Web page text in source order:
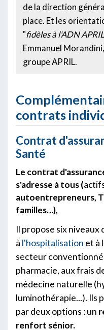
de la direction
place. Et les
"fidèles à l'ADN
Emmanuel
groupe APRIL.
contrats
Contrat
Santé
Le contrat
s'adresse à tous (
autoentrepreneurs,
familles…),
Il propose six niveaux
à l'hospitalisation et à
secteur
pharmacie, aux frais
médecine naturelle
luminothérapie...). Ils
par deux options : un
renfort sénior.